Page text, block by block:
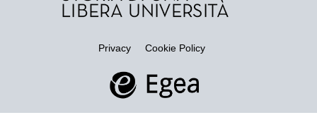
Privacy Cookie Policy